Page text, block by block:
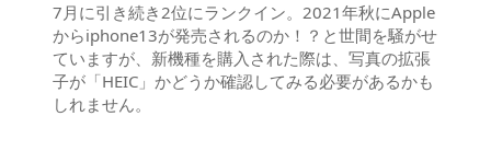
7月に引き続き2位にランクイン。2021年秋にApple
からiphone13が発売されるのか！？と世間を騒がせ
ていますが、新機種を購入された際は、写真の拡張
子が「HEIC」かどうか確認してみる必要があるかも
しれません。